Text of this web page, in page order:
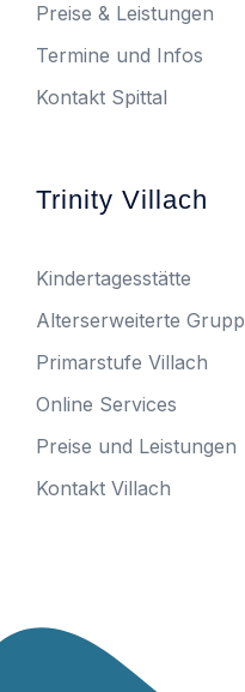
Preise & Leistungen
Termine und Infos
Kontakt Spittal
Trinity Villach
Kindertagesstätte
Alterserweiterte
Primarstufe Villach
Online Services
Preise und Leistungen
Kontakt Villach